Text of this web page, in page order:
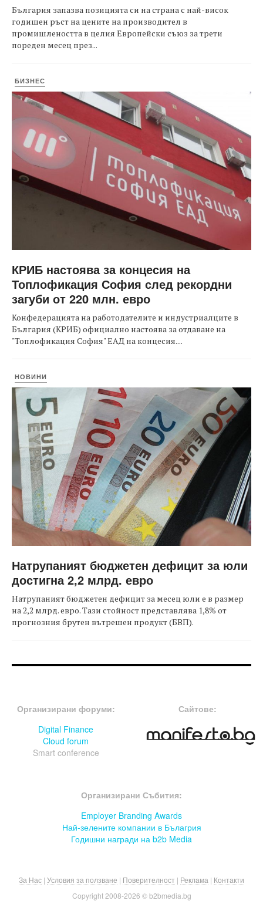
България запазва позицията си на страна с най-висок
годишен ръст на цените на производител в
промишлеността в целия Европейски съюз за трети
пореден месец през...
БИЗНЕС
КРИБ настоява за концесия на
Топлофикация София след рекордни
загуби от 220 млн. евро
Конфедерацията на работодателите и индустриалците в
България (КРИБ) официално настоява за отдаване на
"Топлофикация София" ЕАД на концесия....
НОВИНИ
Натрупаният бюджетен дефицит за юли
достигна 2,2 млрд. евро
Натрупаният бюджетен дефицит за месец юли е в размер
на 2,2 млрд. евро. Тази стойност представлява 1,8% от
прогнозния брутен вътрешен продукт (БВП).
Организирани форуми:
Digital Finance
Cloud forum
Smart conference
Сайтове:
Организирани Събития:
Employer Branding Awards
Най-зелените компании в Бълагрия
Годишни награди на b2b Media
За Нас | Условия за ползване | Поверителност | Реклама | Контакти
Copyright 2008-2026 © b2bmedia.bg